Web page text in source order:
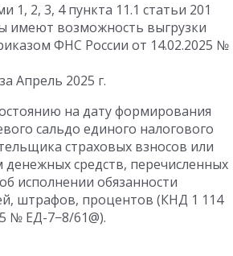
2, 3, 4 пункта 11.1 статьи 201
имеют возможность выгрузки
ФНС России от 14.02.2025 №
Апрель 2025 г.
на дату формирования
сальдо единого налогового
страховых взносов или
средств, перечисленных
исполнении обязанности
штрафов, процентов (КНД 1 114
№ ЕД-7−8/61@).